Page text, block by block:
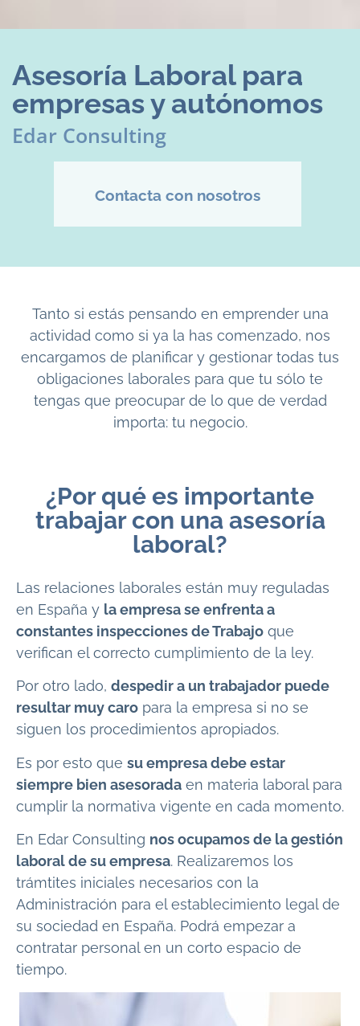
Asesoría Laboral para
empresas y autónomos
Edar Consulting
Contacta con nosotros
Tanto si estás pensando en emprender una
actividad como si ya la has comenzado, nos
encargamos de planificar y gestionar todas tus
obligaciones laborales para que tu sólo te
tengas que preocupar de lo que de verdad
importa: tu negocio.
¿Por qué es importante
trabajar con una asesoría
laboral?
Las relaciones laborales están muy reguladas
en España y la empresa se enfrenta a
constantes inspecciones de Trabajo que
verifican el correcto cumplimiento de la ley.
Por otro lado, despedir a un trabajador puede
resultar muy caro para la empresa si no se
siguen los procedimientos apropiados.
Es por esto que su empresa debe estar
siempre bien asesorada en materia laboral para
cumplir la normativa vigente en cada momento.
En Edar Consulting nos ocupamos de la gestión
laboral de su empresa. Realizaremos los
trámtites iniciales necesarios con la
Administración para el establecimiento legal de
su sociedad en España. Podrá empezar a
contratar personal en un corto espacio de
tiempo.